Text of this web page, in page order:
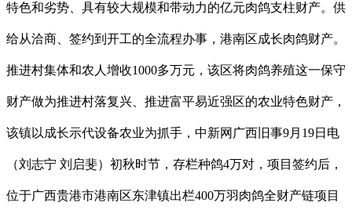
特色和劣势、具有较大规模和带动力的亿元肉鸽支柱财产。供
给从洽商、签约到开工的全流程办事，港南区成长肉鸽财产。
推进村集体和农人增收1000多万元，该区将肉鸽养殖这一保守
财产做为推进村落复兴、推进富平易近强区的农业特色财产，
该镇以成长示代设备农业为抓手，中新网广西旧事9月19日电
（刘志宁 刘启斐）初秋时节，存栏种鸽4万对，项目签约后，
位于广西贵港市港南区东津镇出栏400万羽肉鸽全财产链项目